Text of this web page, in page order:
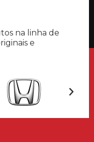
na linha de
e